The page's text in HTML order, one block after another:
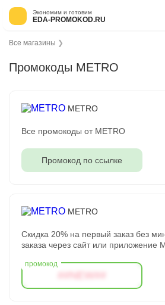
Экономим и готовим
EDA-PROMOKOD.RU
Все магазины ❯
Промокоды METRO
METRO
Все промокоды от METRO
Промокод по ссылке
METRO
Скидка 20% на первый заказ без
заказа через сайт или приложение